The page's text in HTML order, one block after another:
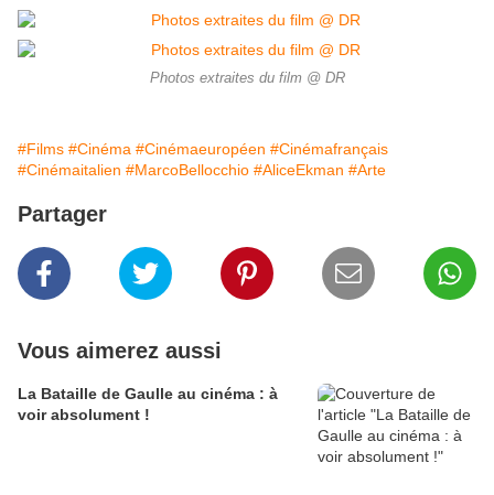
Photos extraites du film @ DR
#Films #Cinéma #Cinémaeuropéen #Cinémafrançais
#Cinémaitalien #MarcoBellocchio #AliceEkman #Arte
Partager
Vous aimerez aussi
La Bataille de Gaulle au cinéma : à
voir absolument !